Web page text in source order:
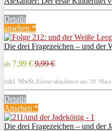
Details
ansehen *
Die drei Fragezeichen – und der
ab 7,99 € 9,99 €
inkl. MwSt. Zuletzt aktualisiert am: 29.
Details
Ansehen *
Die drei Fragezeichen – und der